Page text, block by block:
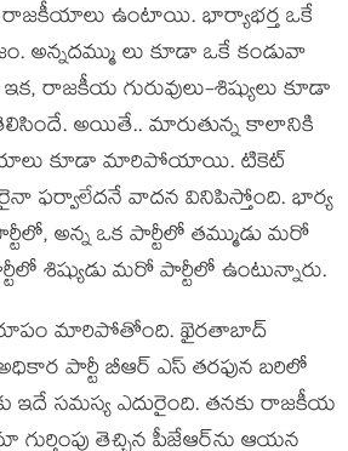
రాజ‌కీయాలు ఉంటాయి. భార్యాభ‌ర్త ఒకే
అన్న‌ద‌మ్ము లు కూడా ఒకే కండువా
రాజ‌కీయ గురువులు-శిష్యులు కూడా
అయితే.. మారుతున్న కాలానికి
కూడా మారిపోయాయి. టికెట్
ఫ‌ర్వాలేదనే వాద‌న వినిపిస్తోంది. భార్య
అన్న ఒక పార్టీలో త‌మ్ముడు మ‌రో
శిష్యుడు మ‌రో పార్టీలో ఉంటున్నారు.
మారిపోతోంది. ఖైర‌తాబాద్
పార్టీ బీఆర్ ఎస్ త‌ర‌ఫున బ‌రిలో
ఇదే స‌మ‌స్య ఎదురైంది. త‌న‌కు రాజ‌కీయ
గుర్తింపు తెచ్చిన పీజేఆర్‌ను ఆయ‌న